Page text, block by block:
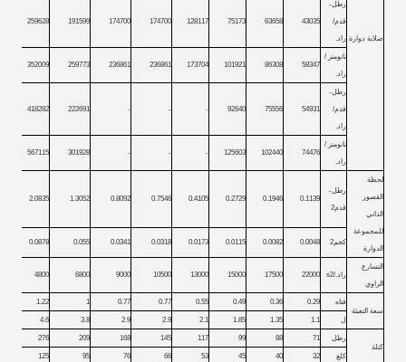
صلابة دوارة
رطل-
قدم/
راد.
43035
63658
75173
128117
174700
174700
191599
259628
نانومتر /
راد.
58347
86308
101921
173704
236861
236861
259773
352009
رطل-
قدم/
راد.
54931
75556
92640
-
-
-
222691
418282
نانومتر /
راد.
74476
102440
125603
-
-
-
301928
567115
لحظة
القصور
الذاتي
للمجموعة
الدوارة
رطل-
قدم2
0.1139
0.1946
0.2729
0.4105
0.7546
0.8092
1.3052
2.0835
كجم2 0.0048
0.0082
0.0115
0.0173
0.0318
0.0341
0.055
0.0878
التسارع
الزاوي
راد./s2 22000
17500
15000
13000
10500
9000
6800
4800
سعة التعبئة
فتاه 0.29
0.36
0.49
0.55
0.77
0.77
1
1.22
ل 1.1
1.35
1.85
2.1
2.9
2.9
3.8
4.6
كتلة
رطل 71
88
99
117
145
168
209
276
كلغ 32
40
45
53
66
76
95
125